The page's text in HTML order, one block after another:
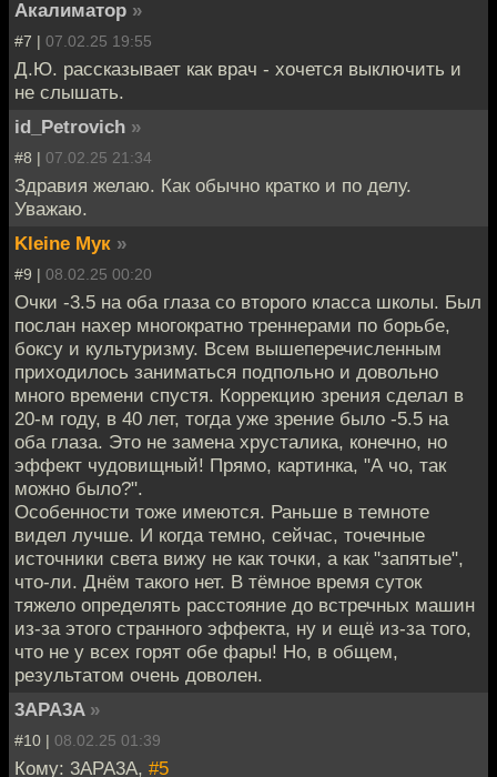
Акалиматор »
#7 | 07.02.25 19:55
Д.Ю. рассказывает как врач - хочется выключить и
не слышать.
id_Petrovich »
#8 | 07.02.25 21:34
Здравия желаю. Как обычно кратко и по делу.
Уважаю.
Kleine Мук »
#9 | 08.02.25 00:20
Очки -3.5 на оба глаза со второго класса школы. Был
послан нахер многократно треннерами по борьбе,
боксу и культуризму. Всем вышеперечисленным
приходилось заниматься подпольно и довольно
много времени спустя. Коррекцию зрения сделал в
20-м году, в 40 лет, тогда уже зрение было -5.5 на
оба глаза. Это не замена хрусталика, конечно, но
эффект чудовищный! Прямо, картинка, "А чо, так
можно было?".
Особенности тоже имеются. Раньше в темноте
видел лучше. И когда темно, сейчас, точечные
источники света вижу не как точки, а как "запятые",
что-ли. Днём такого нет. В тёмное время суток
тяжело определять расстояние до встречных машин
из-за этого странного эффекта, ну и ещё из-за того,
что не у всех горят обе фары! Но, в общем,
результатом очень доволен.
3APA3A »
#10 | 08.02.25 01:39
Кому: 3APA3A, #5